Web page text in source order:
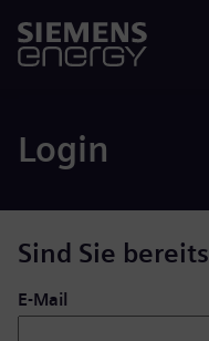
Login
Sind Sie
Login: Benutzer und
E-Mail